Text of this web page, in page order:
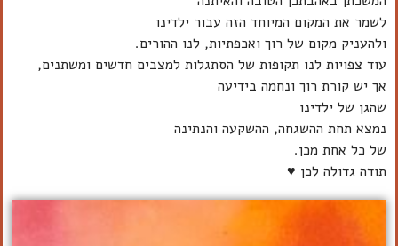
לשמר את המקום המיוחד הזה עבור ילדינו
ולהעניק מקום של רוך ואכפתיות, לנו ההורים.
עוד צפויות לנו תקופות של הסתגלות למצבים חדשים ומשתנים,
אך יש קורת רוך ונחמה בידיעה
שהגן של ילדינו
נמצא תחת ההשגחה, ההשקעה והנתינה
של כל אחת מכן.
תודה גדולה לכן ♥️